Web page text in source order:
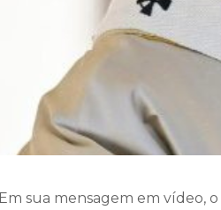
Em sua mensagem em vídeo,